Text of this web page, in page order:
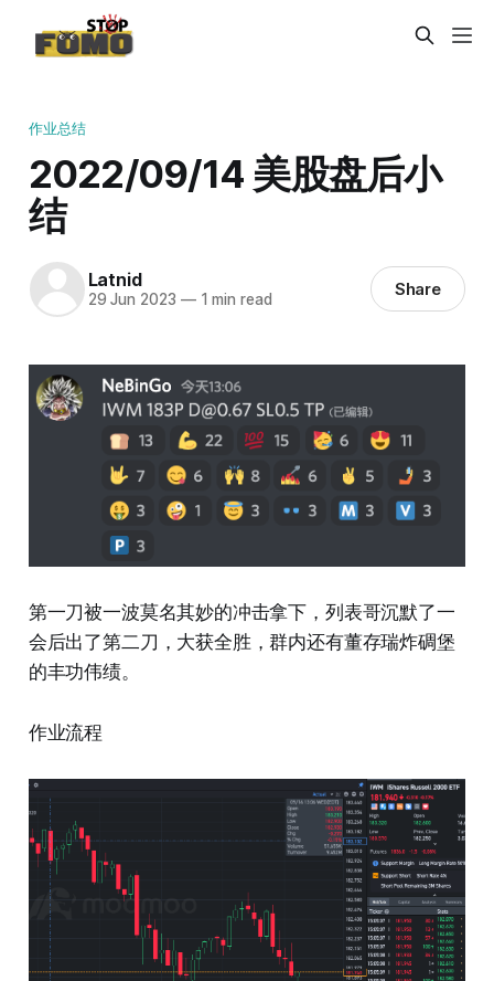
作业总结
2022/09/14 美股盘后小
结
Latnid
29 Jun 2023 —1 min read Share
第一刀被一波莫名其妙的冲击拿下，列表哥沉默了一
会后出了第二刀，大获全胜，群内还有董存瑞炸碉堡
的丰功伟绩。
作业流程